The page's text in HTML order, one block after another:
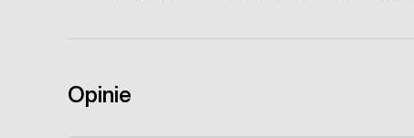
Opinie